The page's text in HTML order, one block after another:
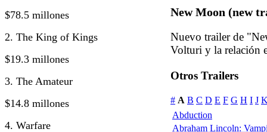
$78.5 millones
2. The King of Kings
$19.3 millones
3. The Amateur
$14.8 millones
4. Warfare
New Moon (new
Nuevo trailer de
Volturi y la relación
Otros Trailers
# A B C D E F G H I J
Abduction
Abraham Lincoln: